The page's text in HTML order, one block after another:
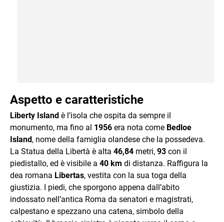
Aspetto e caratteristiche
Liberty Island è l’isola che ospita da sempre il
monumento, ma fino al 1956 era nota come Bedloe
Island, nome della famiglia olandese che la possedeva.
La Statua della Libertà è alta 46,84 metri, 93 con il
piedistallo, ed è visibile a 40 km di distanza. Raffigura la
dea romana Libertas, vestita con la sua toga della
giustizia. I piedi, che sporgono appena dall’abito
indossato nell’antica Roma da senatori e magistrati,
calpestano e spezzano una catena, simbolo della